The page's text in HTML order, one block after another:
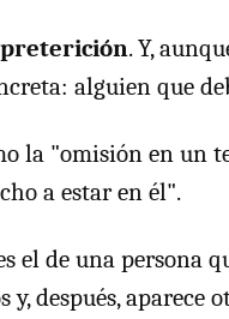
preterición. Y,
alguien que
la "omisión en un
a estar en él".
el de una persona
y, después,